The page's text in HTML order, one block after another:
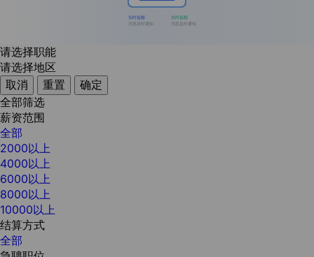
实时提醒
消息及时通知
实时提醒
消息及时通知
请选择职能
请选择地区
取消
重置
确定
全部筛选
薪资范围
全部
2000以上
4000以上
6000以上
8000以上
10000以上
结算方式
全部